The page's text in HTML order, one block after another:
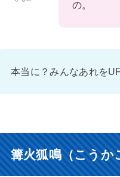
の。
本当に？みんなあれを
篝火狐鳴（こうか